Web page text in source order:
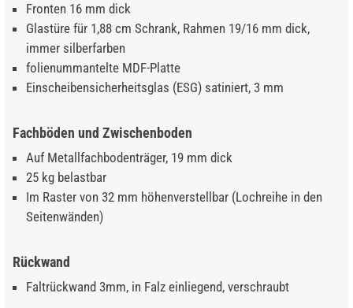
Fronten 16 mm dick
Glastüre für 1,88 cm Schrank, Rahmen 19/16 mm dick,
immer silberfarben
folienummantelte MDF-Platte
Einscheibensicherheitsglas (ESG) satiniert, 3 mm
Fachböden und Zwischenboden
Auf Metallfachbodenträger, 19 mm dick
25 kg belastbar
Im Raster von 32 mm höhenverstellbar (Lochreihe in den
Seitenwänden)
Rückwand
Faltrückwand 3mm, in Falz einliegend, verschraubt